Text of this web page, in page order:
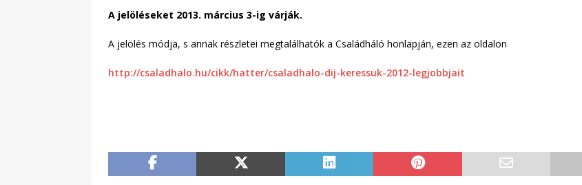
A jelöléseket 2013. március 3-ig várják.
A jelölés módja, s annak részletei megtalálhatók a Családháló honlapján, ezen az oldalon
http://csaladhalo.hu/cikk/hatter/csaladhalo-dij-keressuk-2012-legjobbjait